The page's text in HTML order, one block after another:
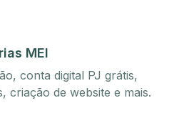
MEI
conta digital PJ grátis,
criação de website e mais.